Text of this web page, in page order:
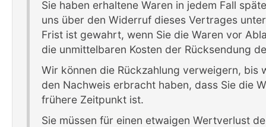
Sie haben erhaltene Waren in jedem Fall
uns über den Widerruf dieses Vertrages
Frist ist gewahrt, wenn Sie die Waren vor
die unmittelbaren Kosten der Rücksendung
Wir können die Rückzahlung verweigern, bis
den Nachweis erbracht haben, dass Sie die
frühere Zeitpunkt ist.
Sie müssen für einen etwaigen Wertverlust